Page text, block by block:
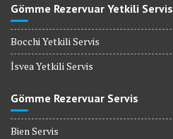
Gömme Rezervuar Yetkili Servis
Bocchi Yetkili Servis
İsvea Yetkili Servis
Gömme Rezervuar Servis
Bien Servis